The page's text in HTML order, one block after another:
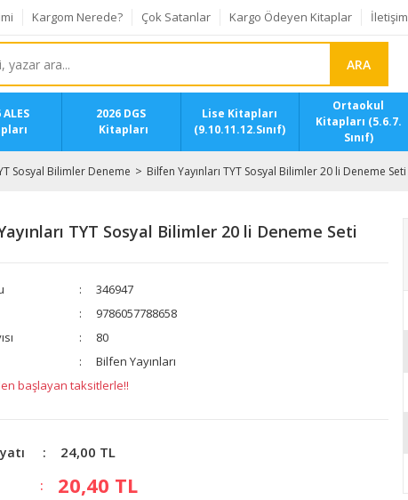
Kargom Nerede? Çok Satanlar Kargo Ödeyen Kitaplar İletişim
ARA
ALES
2026 DGS
Kitapları
Lise Kitapları
(9.10.11.12.Sınıf)
Ortaokul
Kitapları (5.6.7.
Sınıf)
Sosyal Bilimler Deneme Bilfen Yayınları TYT Sosyal Bilimler 20 li Deneme Seti
TYT Sosyal Bilimler 20 li Deneme Seti
346947
9786057788658
80
Bilfen Yayınları
başlayan taksitlerle!!
24,00 TL
20,40 TL